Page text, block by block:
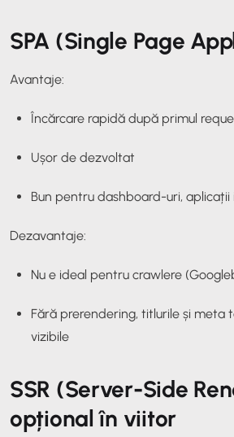
SPA (Single Page
Avantaje:
Încărcare rapidă după primul
Ușor de dezvoltat
Bun pentru dashboard-uri,
Dezavantaje:
Nu e ideal pentru crawlere
Fără prerendering, titlurile și meta
vizibile
SSR (Server-Side
opțional în viitor